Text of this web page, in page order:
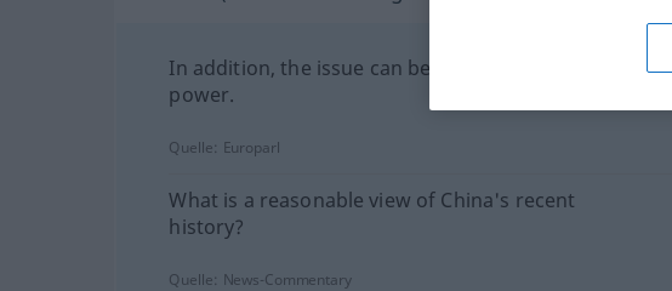
In addition, the issue can be viewed in terms of
power.
Quelle: Europarl
What is a reasonable view of China's recent
history?
Quelle: News-Commentary